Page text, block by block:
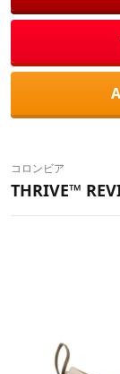
コロンビア
THRIVE™